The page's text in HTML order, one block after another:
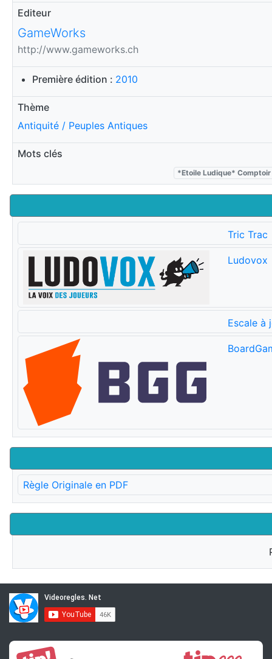
Editeur
GameWorks
http://www.gameworks.ch
Première édition : 2010
Thème
Antiquité / Peuples Antiques
Mots clés
*Etoile Ludique* Comptoir
Tric Trac
Ludovox
Escale à
Règle Originale en PDF